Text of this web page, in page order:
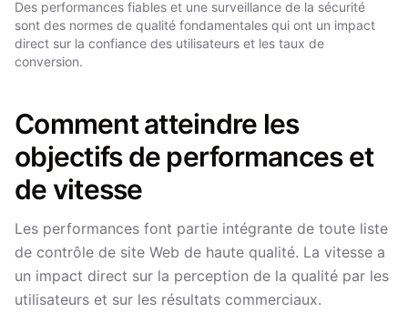
Des performances fiables et une surveillance de la sécurité
sont des normes de qualité fondamentales qui ont un impact
direct sur la confiance des utilisateurs et les taux de
conversion.
Comment atteindre les
objectifs de performances et
de vitesse
Les performances font partie intégrante de toute liste
de contrôle de site Web de haute qualité. La vitesse a
un impact direct sur la perception de la qualité par les
utilisateurs et sur les résultats commerciaux.